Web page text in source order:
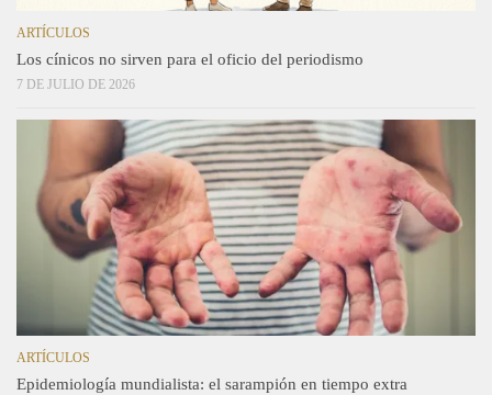
ARTÍCULOS
Los cínicos no sirven para el oficio del periodismo
7 DE JULIO DE 2026
ARTÍCULOS
Epidemiología mundialista: el sarampión en tiempo extra